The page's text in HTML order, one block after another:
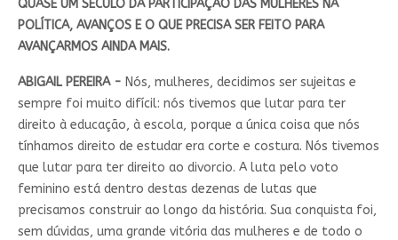
QUASE UM SÉCULO DA PARTICIPAÇÃO DAS MULHERES NA
POLÍTICA, AVANÇOS E O QUE PRECISA SER FEITO PARA
AVANÇARMOS AINDA MAIS.
ABIGAIL PEREIRA - Nós, mulheres, decidimos ser sujeitas e
sempre foi muito difícil: nós tivemos que lutar para ter
direito à educação, à escola, porque a única coisa que nós
tínhamos direito de estudar era corte e costura. Nós tivemos
que lutar para ter direito ao divorcio. A luta pelo voto
feminino está dentro destas dezenas de lutas que
precisamos construir ao longo da história. Sua conquista foi,
sem dúvidas, uma grande vitória das mulheres e de todo o